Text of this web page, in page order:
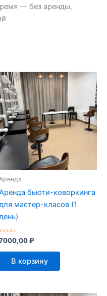
— без аренды,
бьюти-коворкинга
мастер-класов (1
0
₽
В корзину